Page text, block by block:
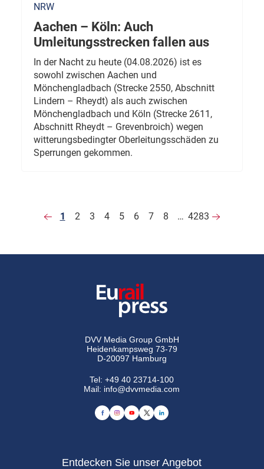
NRW
Aachen – Köln: Auch
Umleitungsstrecken fallen aus
In der Nacht zu heute (04.08.2026) ist es
sowohl zwischen Aachen und
Mönchengladbach (Strecke 2550, Abschnitt
Lindern – Rheydt) als auch zwischen
Mönchengladbach und Köln (Strecke 2611,
Abschnitt Rheydt – Grevenbroich) wegen
witterungsbedingter Oberleitungsschäden zu
Sperrungen gekommen.
1 2 3 4 5 6 7 8 … 4283
DVV Media Group GmbH
Heidenkampsweg 73-79
D-20097 Hamburg
Tel:+49 40 23714-100
Mail: info@dvvmedia.com
Entdecken Sie unser Angebot